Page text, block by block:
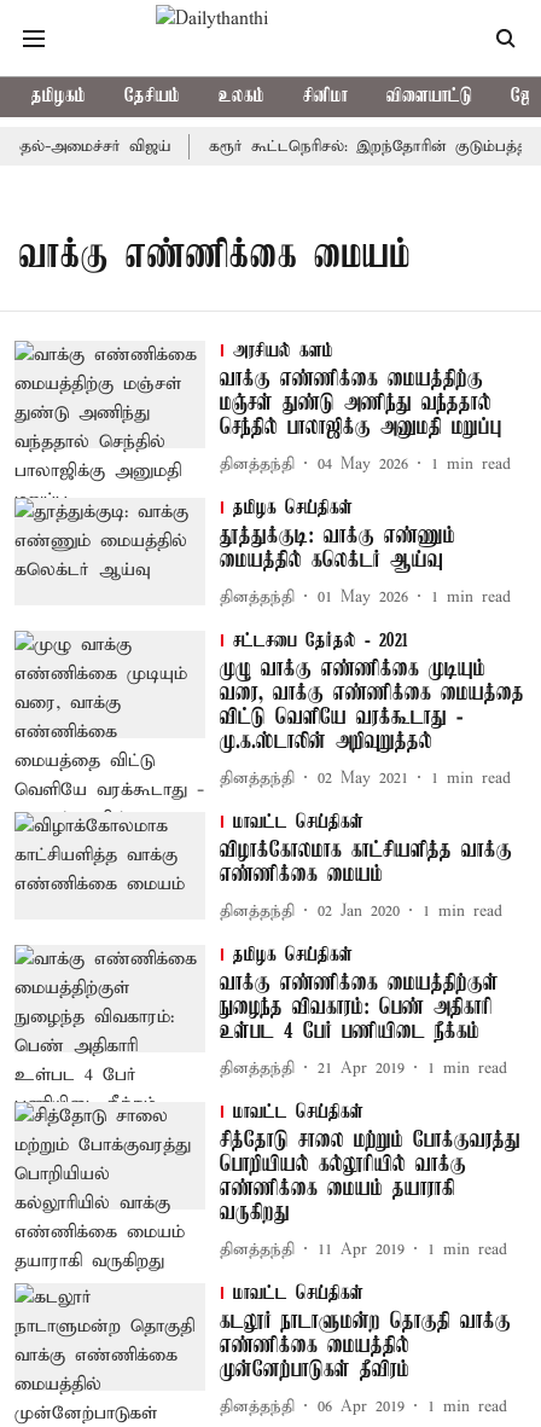
தமிழகம் தேசியம் உலகம் சினிமா விளையாட்டு
முதல்-அமைச்சர் விஜய் கரூர் கூட்டநெரிசல்: இறந்தோரின்
வாக்கு எண்ணிக்கை மையம்
அரசியல் களம்
வாக்கு எண்ணிக்கை மையத்திற்கு
மஞ்சள் துண்டு அணிந்து வந்ததால்
செந்தில் பாலாஜிக்கு அனுமதி மறுப்பு
தினத்தந்தி 04 May 2026 1 min read
தமிழக செய்திகள்
தூத்துக்குடி: வாக்கு எண்ணும்
மையத்தில் கலெக்டர் ஆய்வு
தினத்தந்தி 01 May 2026 1 min read
சட்டசபை தேர்தல் - 2021
முழு வாக்கு எண்ணிக்கை முடியும்
வரை, வாக்கு எண்ணிக்கை மையத்தை
விட்டு வெளியே வரக்கூடாது -
மு.க.ஸ்டாலின் அறிவுறுத்தல்
தினத்தந்தி 02 May 2021 1 min read
மாவட்ட செய்திகள்
விழாக்கோலமாக காட்சியளித்த வாக்கு
எண்ணிக்கை மையம்
தினத்தந்தி 02 Jan 2020 1 min read
தமிழக செய்திகள்
வாக்கு எண்ணிக்கை மையத்திற்குள்
நுழைந்த விவகாரம்: பெண் அதிகாரி
உள்பட 4 பேர் பணியிடை நீக்கம்
தினத்தந்தி 21 Apr 2019 1 min read
மாவட்ட செய்திகள்
சித்தோடு சாலை மற்றும் போக்குவரத்து
பொறியியல் கல்லூரியில் வாக்கு
எண்ணிக்கை மையம் தயாராகி
வருகிறது
தினத்தந்தி 11 Apr 2019 1 min read
மாவட்ட செய்திகள்
கடலூர் நாடாளுமன்ற தொகுதி வாக்கு
எண்ணிக்கை மையத்தில்
முன்னேற்பாடுகள் தீவிரம்
தினத்தந்தி 06 Apr 2019 1 min read